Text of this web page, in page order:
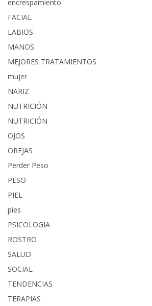
encrespamiento
FACIAL
LABIOS
MANOS
MEJORES TRATAMIENTOS
mujer
NARIZ
NUTRICIÓN
NUTRICIÓN
OJOS
OREJAS
Perder Peso
PESO
PIEL
pies
PSICOLOGIA
ROSTRO
SALUD
SOCIAL
TENDENCIAS
TERAPIAS